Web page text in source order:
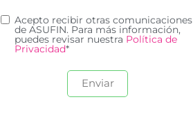
Acepto recibir otras comunicaciones
de ASUFIN. Para más información,
puedes revisar nuestra Política de
Privacidad*